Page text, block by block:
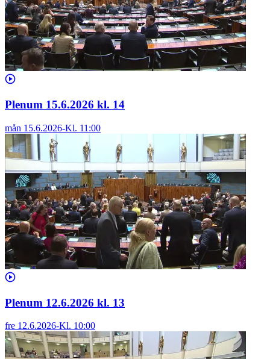
Plenum 15.6.2026 kl. 14
mån 15.6.2026-Kl. 11:00
Plenum 12.6.2026 kl. 13
fre 12.6.2026-Kl. 10:00